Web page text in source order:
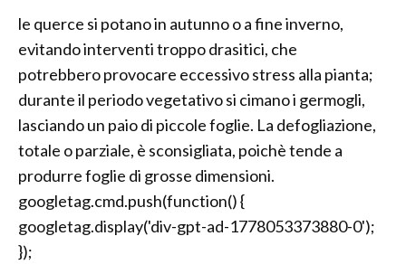
le querce si potano in autunno o a fine inverno,
evitando interventi troppo drasitici, che
potrebbero provocare eccessivo stress alla pianta;
durante il periodo vegetativo si cimano i germogli,
lasciando un paio di piccole foglie. La defogliazione,
totale o parziale, è sconsigliata, poichè tende a
produrre foglie di grosse dimensioni.
googletag.cmd.push(function() {
googletag.display('div-gpt-ad-1778053373880-0');
});